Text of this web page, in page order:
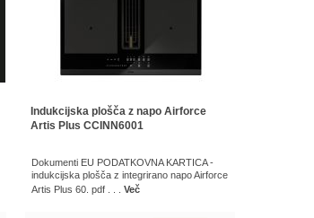
Indukcijska plošča z napo Airforce
Artis Plus CCINN6001
Dokumenti EU PODATKOVNA KARTICA -
indukcijska plošča z integrirano napo Airforce
Artis Plus 60. pdf . . . Več